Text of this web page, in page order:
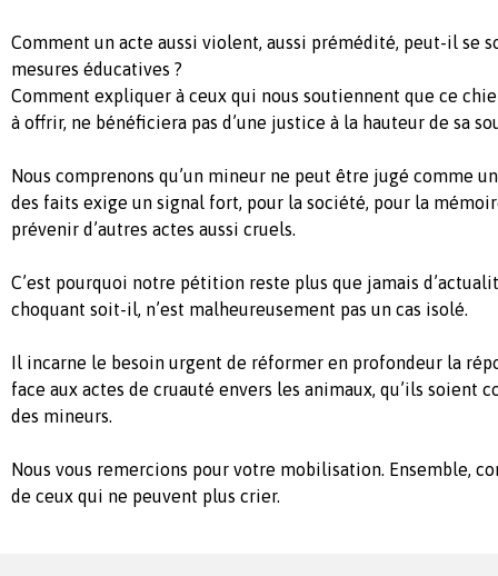
Comment un acte aussi violent, aussi prémédité, peut-il se
mesures éducatives ?
Comment expliquer à ceux qui nous soutiennent que ce
à offrir, ne bénéficiera pas d’une justice à la hauteur de sa
Nous comprenons qu’un mineur ne peut être jugé comme
des faits exige un signal fort, pour la société, pour la
prévenir d’autres actes aussi cruels.
C’est pourquoi notre pétition reste plus que jamais
choquant soit-il, n’est malheureusement pas un cas isolé.
Il incarne le besoin urgent de réformer en profondeur la
face aux actes de cruauté envers les animaux, qu’ils soient
des mineurs.
Nous vous remercions pour votre mobilisation. Ensemble,
de ceux qui ne peuvent plus crier.